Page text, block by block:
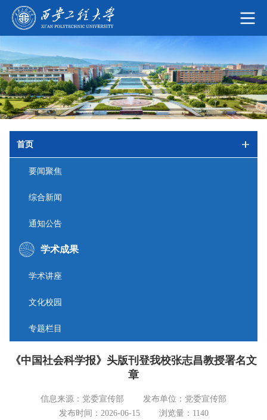
首页
要闻聚焦
综合新闻
通知公告
学术成果
学术讲座
文化校园
专题栏目
《中国社会科学报》头版刊登我校张志昌教授署名文
章
信息来源：党委宣传部
发布单位：党委宣传部
发布时间：2026-06-15
浏览量： 1140